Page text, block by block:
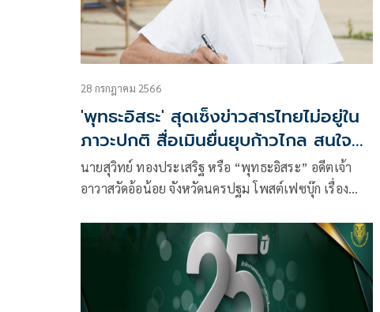
28 กรกฎาคม 2566
'พุทธะอิสระ' สุดเซ็งข่าวสารไทยไม่อยู่ใน
ภาวะปกติ สื่อเมินยื่นยุบก้าวไกล สนใจ
แต่ม็อบด้อมส้ม
นายสุวิทย์ ทองประเสริฐ หรือ “พุทธะอิสระ” อดีตเจ้า
อาวาสวัดอ้อน้อย จังหวัดนครปฐม โพสต์เฟซบุ๊ก เรื่อง
ปกติ” มีเนื้อหาดังนี้ สืบเนื่องเรื่องเกิดจากการที่ทนายอั๋น
ไปยื่นคำร้องเพิ่มเติมหลักฐาน